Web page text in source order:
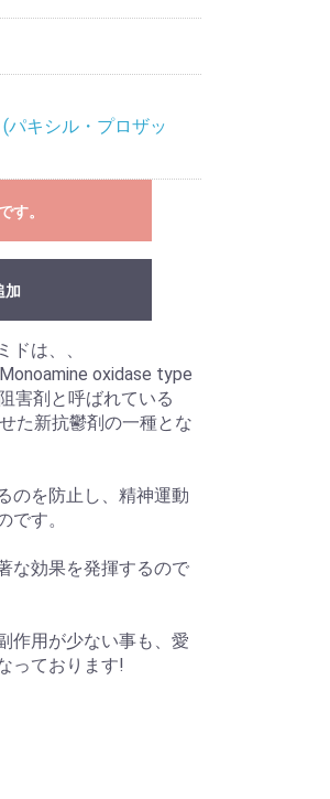
パキシル・プロザッ
す。
加
ドは、、
oxidase type
害剤と呼ばれている
た新抗鬱剤の一種とな
のを防止し、精神運動
です。
な効果を発揮するので
作用が少ない事も、愛
っております!